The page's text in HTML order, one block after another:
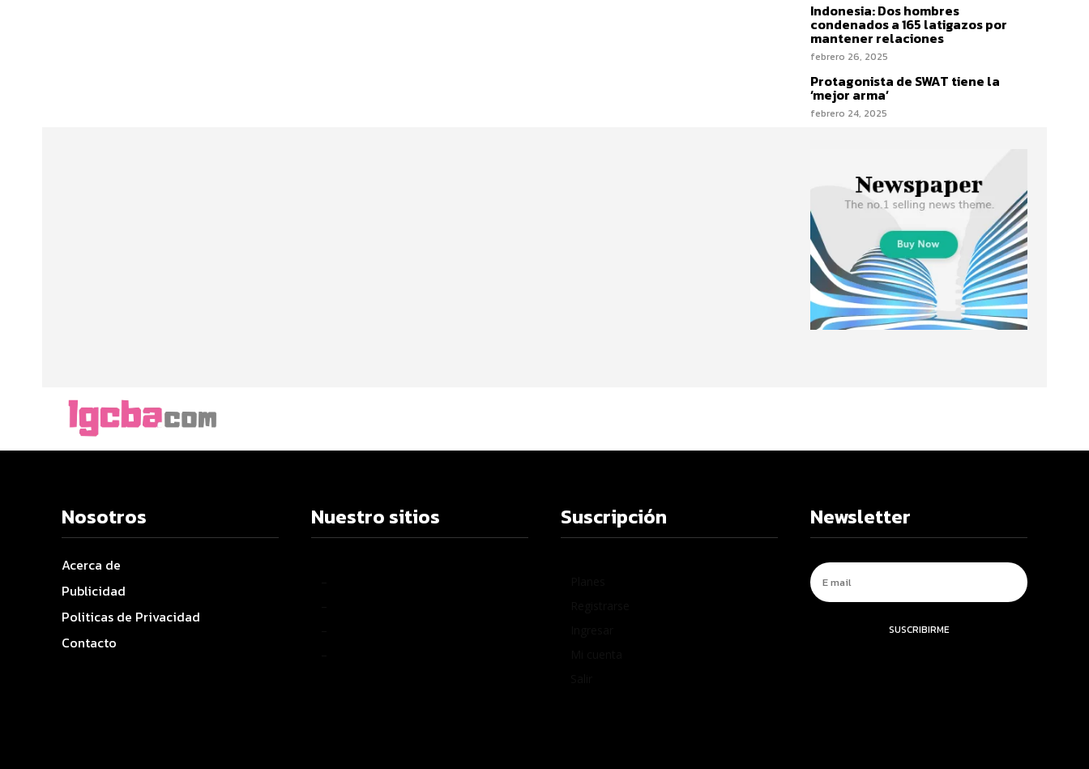
Indonesia: Dos hombres
condenados a 165 latigazos por
mantener relaciones
febrero 26, 2025
Protagonista de SWAT tiene la
‘mejor arma’
febrero 24, 2025
Nosotros
Acerca de
Publicidad
Politicas de Privacidad
Contacto
Nuestro sitios Suscripción Newsletter
SUSCRIBIRME